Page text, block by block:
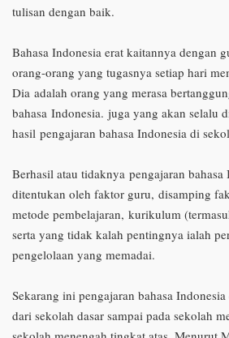
tulisan dengan baik.
Bahasa Indonesia erat kaitannya dengan
orang-orang yang tugasnya setiap hari
Dia adalah orang yang merasa
bahasa Indonesia. juga yang akan selalu
hasil pengajaran bahasa Indonesia di
Berhasil atau tidaknya pengajaran
ditentukan oleh faktor guru, disamping
metode pembelajaran, kurikulum
serta yang tidak kalah pentingnya ialah
pengelolaan yang memadai.
Sekarang ini pengajaran bahasa
dari sekolah dasar sampai pada sekolah